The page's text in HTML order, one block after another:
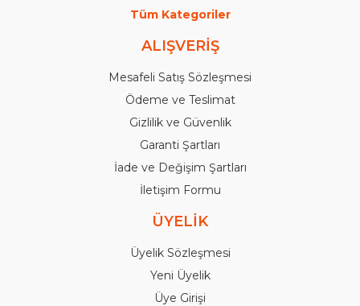
Tüm Kategoriler
ALIŞVERİŞ
Mesafeli Satış Sözleşmesi
Ödeme ve Teslimat
Gizlilik ve Güvenlik
Garanti Şartları
İade ve Değişim Şartları
İletişim Formu
ÜYELİK
Üyelik Sözleşmesi
Yeni Üyelik
Üye Girişi